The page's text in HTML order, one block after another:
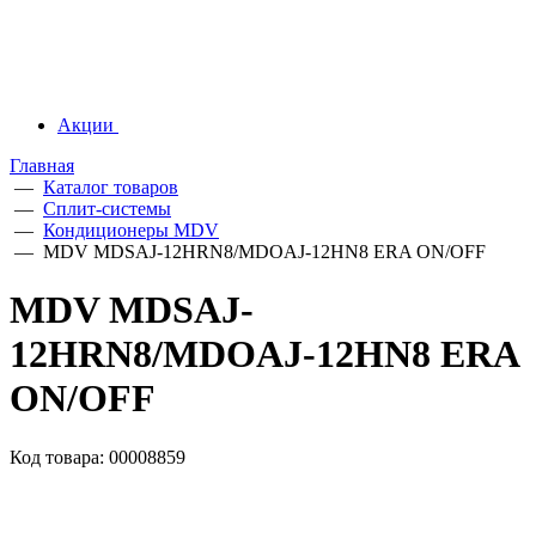
Акции
Главная
— Каталог товаров
— Сплит-системы
— Кондиционеры MDV
— MDV MDSAJ-12HRN8/MDOAJ-12HN8 ERA ON/OFF
MDV MDSAJ-
12HRN8/MDOAJ-12HN8 ERA
ON/OFF
Код товара: 00008859